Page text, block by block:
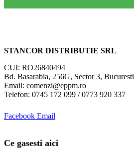
STANCOR DISTRIBUTIE SRL
CUI: RO26840494
Bd. Basarabia, 256G, Sector 3, Bucuresti
Email: comenzi@eppm.ro
Telefon: 0745 172 099 / 0773 920 337
Facebook Email
Ce gasesti aici